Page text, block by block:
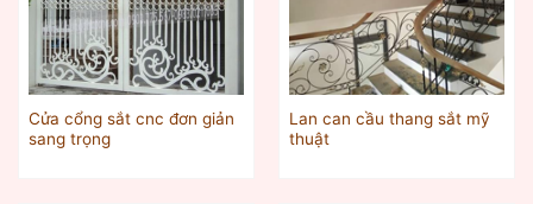
Cửa cổng sắt cnc đơn giản
sang trọng
Lan can cầu thang sắt mỹ
thuật